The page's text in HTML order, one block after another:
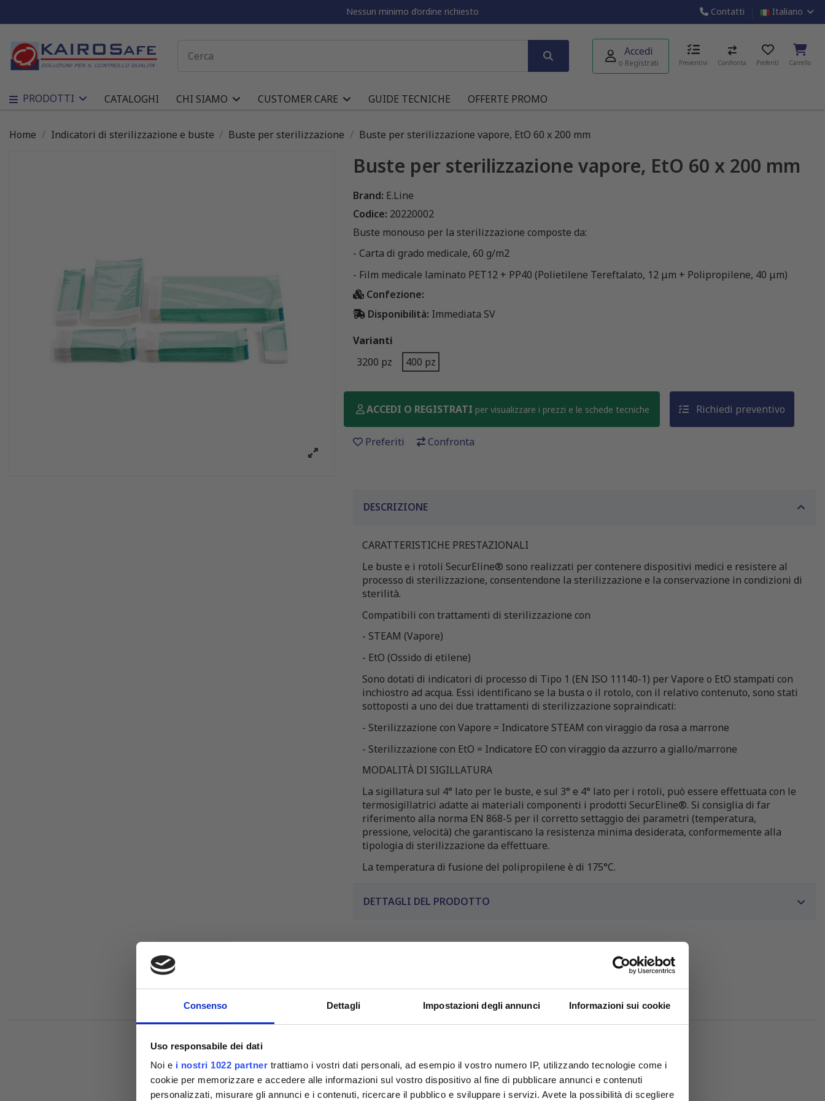
Consenso Dettagli Impostazioni degli annunci Informazioni sui cookie
Uso responsabile dei dati
Noi e i nostri 1022 partner trattiamo i vostri dati personali, ad esempio il vostro numero IP, utilizzando tecnologie come i
cookie per memorizzare e accedere alle informazioni sul vostro dispositivo al fine di pubblicare annunci e contenuti
personalizzati, misurare gli annunci e i contenuti, ricercare il pubblico e sviluppare i servizi. Avete la possibilità di scegliere
Nessun minimo d’ordine richiesto Contatti Italiano
Accedi
o Registrati Preventivi Confronta Preferiti Carrello
PRODOTTI CATALOGHI CHI SIAMO CUSTOMER CARE GUIDE TECNICHE OFFERTE PROMO
Home Indicatori di sterilizzazione e buste Buste per sterilizzazione Buste per sterilizzazione vapore, EtO 60 x 200 mm
Buste per sterilizzazione vapore, EtO 60 x 200 mm
Brand: E.Line
Codice: 20220002
Buste monouso per la sterilizzazione composte da:
- Carta di grado medicale, 60 g/m2
- Film medicale laminato PET12 + PP40 (Polietilene Tereftalato, 12 μm + Polipropilene, 40 μm)
Confezione:
Disponibilità: Immediata SV
Varianti
3200 pz
400 pz
ACCEDI O REGISTRATI per visualizzare i prezzi e le schede tecniche Richiedi preventivo
Preferiti Confronta
DESCRIZIONE
CARATTERISTICHE PRESTAZIONALI
Le buste e i rotoli SecurEline® sono realizzati per contenere dispositivi medici e resistere al
processo di sterilizzazione, consentendone la sterilizzazione e la conservazione in condizioni di
sterilità.
Compatibili con trattamenti di sterilizzazione con
- STEAM (Vapore)
- EtO (Ossido di etilene)
Sono dotati di indicatori di processo di Tipo 1 (EN ISO 11140-1) per Vapore o EtO stampati con
inchiostro ad acqua. Essi identificano se la busta o il rotolo, con il relativo contenuto, sono stati
sottoposti a uno dei due trattamenti di sterilizzazione sopraindicati:
- Sterilizzazione con Vapore = Indicatore STEAM con viraggio da rosa a marrone
- Sterilizzazione con EtO = Indicatore EO con viraggio da azzurro a giallo/marrone
MODALITÀ DI SIGILLATURA
La sigillatura sul 4° lato per le buste, e sul 3° e 4° lato per i rotoli, può essere effettuata con le
termosigillatrici adatte ai materiali componenti i prodotti SecurEline®. Si consiglia di far
riferimento alla norma EN 868-5 per il corretto settaggio dei parametri (temperatura,
pressione, velocità) che garantiscano la resistenza minima desiderata, conformemente alla
tipologia di sterilizzazione da effettuare.
La temperatura di fusione del polipropilene è di 175°C.
DETTAGLI DEL PRODOTTO
PRODOTTI CORRELATI
OFFERTE PROMO
fino al 31 Luglio 2026